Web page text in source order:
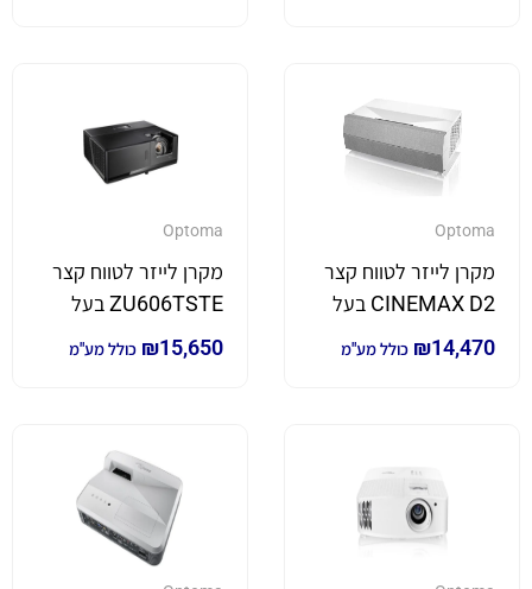
Optoma
מקרן לייזר לטווח קצר
CINEMAX D2 בעל
עוצמת הארה של
₪14,470 כולל מע"מ
Optoma
מקרן לייזר לטווח קצר
ZU606TSTE בעל
עוצמת הארה של
₪15,650 כולל מע"מ